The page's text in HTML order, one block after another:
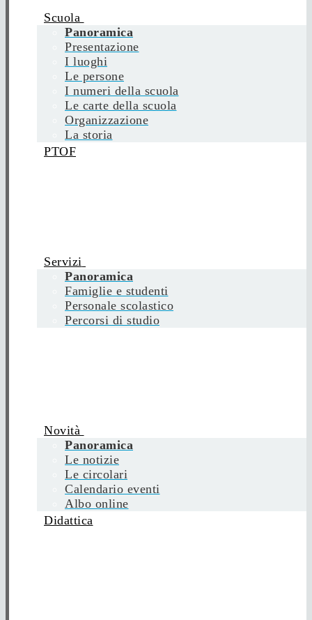
Scuola
Panoramica
Presentazione
I luoghi
Le persone
I numeri della scuola
Le carte della scuola
Organizzazione
La storia
PTOF
Servizi
Panoramica
Famiglie e studenti
Personale scolastico
Percorsi di studio
Novità
Panoramica
Le notizie
Le circolari
Calendario eventi
Albo online
Didattica